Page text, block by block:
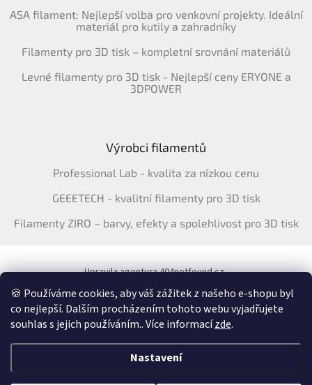
🍪 Používáme cookies, aby váš zážitek z našeho e-shopu byl
co nejlepší. Dalším procházením tohoto webu vyjadřujete
souhlas s jejich používáním.. Více informacízde.
Nastavení
ASA filament: Nejlepší volba pro venkovní projekty. Ideální
materiál pro kutily a zahradníky
Filamenty pro 3D tisk – kompletní srovnání materiálů
Levné filamenty pro 3D tisk - Nejlepší ceny ERYONE a
3DPOWER
Výrobci filamentů
Professional Lab - kvalita za nízkou cenu
GEEETECH - kvalitní filamenty pro 3D tisk
Filamenty ZIRO – barvy, efekty a spolehlivost pro 3D tisk
Upravila agentura 404notfound.cz
Katalog filamentů ERYONE pro ČR
Vytvořil Shoptet &